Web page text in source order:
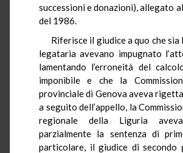
successioni e donazioni), allegato al
del 1986.
Riferisce il giudice a quo che sia
legataria avevano impugnato
lamentando l’erroneità del
imponibile e che la
provinciale di Genova aveva
a seguito dell’appello, la
regionale della Liguria
parzialmente la sentenza di
particolare, il giudice di secondo